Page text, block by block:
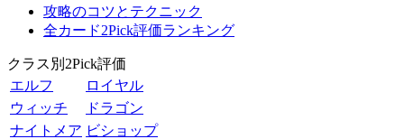
攻略のコツとテクニック
全カード2Pick評価ランキング
クラス別2Pick評価
エルフ
ロイヤル
ウィッチ
ドラゴン
ナイトメア ビショップ